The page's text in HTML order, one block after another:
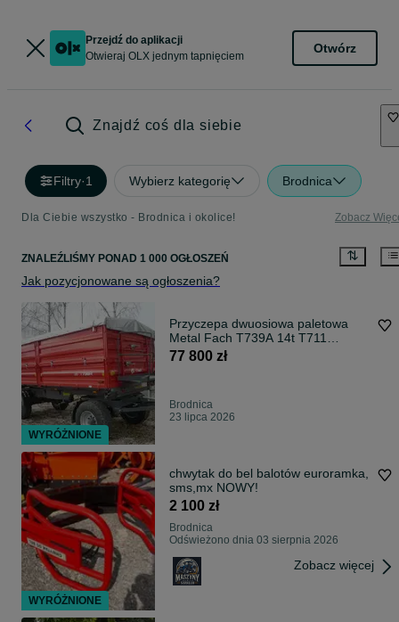
Przejdź do aplikacji
Otwieraj OLX jednym tapnięciem
Otwórz
Znajdź coś dla siebie
Filtry·1 Wybierz kategorię Brodnica
Dla Ciebie wszystko - Brodnica i okolice! Zobacz
ZNALEŹLIŚMY PONAD 1 000 OGŁOSZEŃ
Jak pozycjonowane są ogłoszenia?
Przyczepa dwuosiowa paletowa
Metal Fach T739A 14t T711
Dostawa w kraju
77 800 zł
Brodnica
23 lipca 2026
chwytak do bel balotów euroramka,
sms,mx NOWY!
2 100 zł
Brodnica
Odświeżono dnia 03 sierpnia 2026
Zobacz więcej
WYRÓŻNIONE
WYRÓŻNIONE